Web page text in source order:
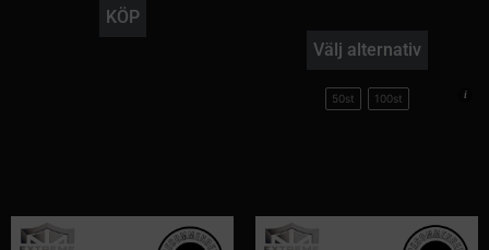
KÖP
Välj alternativ
50st 100st